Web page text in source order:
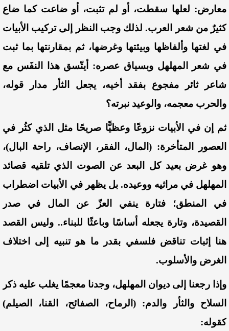
معارض: لعلها سقطت، أو لم تثبت، أو ضاعت كما ضاع
كثيرٌ من شعر العرب. لذلك وجب النظر إلى تركيب الأبيات
في لغتها وألفاظها وبيئتها وغرضها، ثم بمقارنتها بما ثبت
في شعر المهلهل وبسياق عصره: أيتّسق هذا النفَس مع
شاعر ثائر مفجوع بفقد أخيه، يجعل الثأر مدار قوله،
والحرب معجمه، والوعيد نبرته؟
ثم إن في الأبيات نزوعًا وعظيًّا صريحًا مثل الذي كثُر في
العصور المتأخرة: (المال، الفقر، الإنصاف، راحة البال)،
وهو غرض بعيد كل البعد عن الصوت الذي تلقيه قصائد
المهلهل في مراثيه ووعيده. بل يظهر في الأبيات اضطراب
في المنطق؛ فتارة ينفي العزّ عن المال في صدر
القصيدة، وتارة يجعله أساسًا وباعثًا للبناء.. وليس القصد
هنا إثبات تناقض فلسفي بقدر ما هو تنبيه إلى اختلاف
الغرض والأسلوب.
وإذا رجعنا إلى ديوان المهلهل، وجدنا معجمًا يغلب عليه ذكر
السلاح والثأر والدم: (الرماح، الصفائح، القنا، الصيلم)
كقوله: